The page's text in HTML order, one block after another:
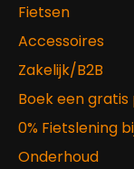
Fietsen
Accessoires
Zakelijk/B2B
Boek een
0% Fietslening
Onderhoud